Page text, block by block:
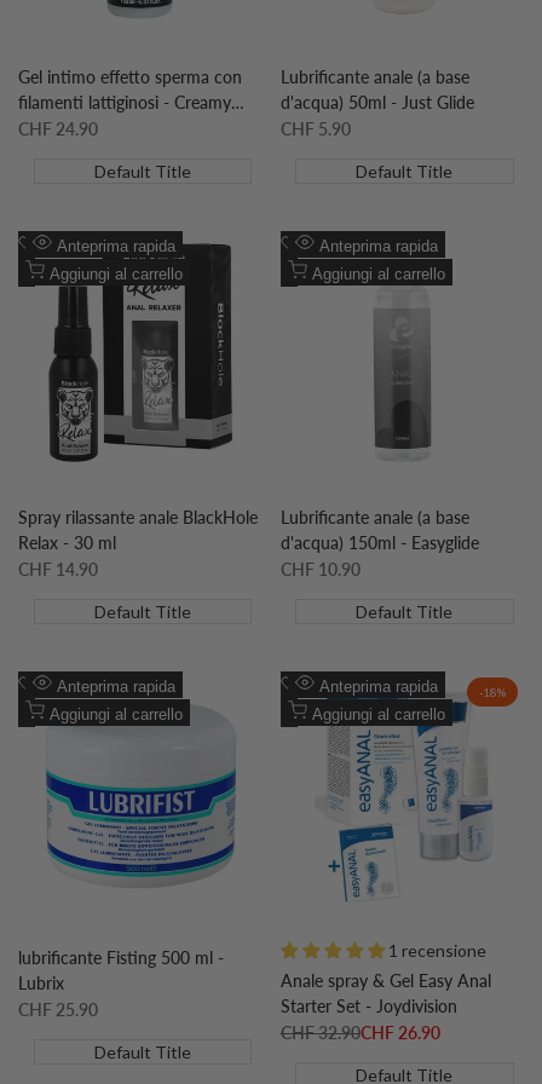
Gel intimo effetto sperma con
filamenti lattiginosi - Creamy
Glide 150 ml
Prezzo
CHF 24.90
Default Title
Lubrificante anale (a base
d'acqua) 50ml - Just Glide
Prezzo
CHF 5.90
Default Title
Aggiungi
alla
desideri
Aggiungi
confronto
Anteprima rapida
Aggiungi al carrello
Spray rilassante anale BlackHole
Relax - 30 ml
Prezzo
CHF 14.90
Default Title
Aggiungi
alla
Aggiungi
Anteprima rapida
Aggiungi al carrello
Lubrificante anale (a base
d'acqua) 150ml - Easyglide
Prezzo
CHF 10.90
Default Title
Aggiungi
alla
desideri
Aggiungi
confronto
Anteprima rapida
Aggiungi al carrello
lubrificante Fisting 500 ml -
Lubrix
Prezzo
CHF 25.90
Default Title
-18%
Aggiungi
alla
desideri
Aggiungi
confronto
Anteprima rapida
Aggiungi al carrello
1 recensione
Anale spray & Gel Easy Anal
Starter Set - Joydivision
Prezzo
CHF 32.90Prezzo
CHF 26.90
Default Title